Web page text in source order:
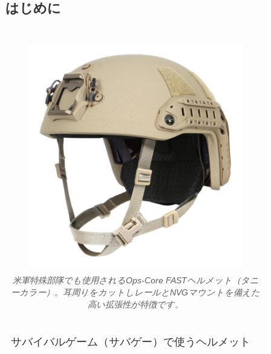
はじめに
米軍特殊部隊でも使用されるOps-Core FASTヘルメット（タニ
ーカラー）。耳周りをカットしレールとNVGマウントを備えた
高い拡張性が特徴です​。
サバイバルゲーム（サバゲー）で使うヘルメット